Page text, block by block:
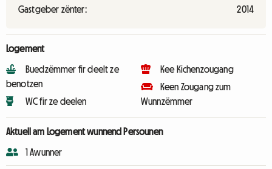
Gastgeber zënter:
2014
Logement
Buedzëmmer fir deelt ze
benotzen
WC fir ze deelen
Kee Kichenzougang
Keen Zougang zum
Wunnzëmmer
Aktuell am Logement wunnend Persounen
1 Awunner